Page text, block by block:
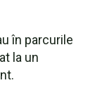
în parcurile
la un